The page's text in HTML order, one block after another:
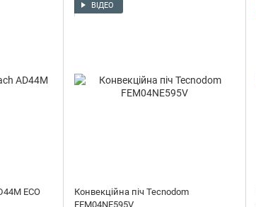
ECO
ВІДЕО
Конвекційна піч Tecnodom
FEM04NE595V